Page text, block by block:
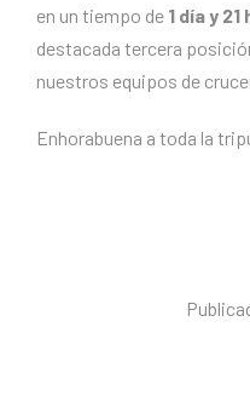
en un tiempo de 1 día y
destacada tercera
nuestros equipos de
Enhorabuena a toda la